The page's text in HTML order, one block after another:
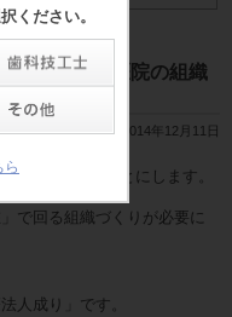
ください。
ら
【6】歯科医院の組織
確認する
2014年12月11日
お話しすることにします。
で回る組織づくりが必要に
人成り」です。